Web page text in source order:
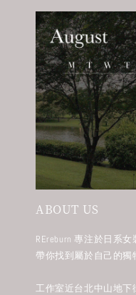
ABOUT US
REreburn 專注於日系
帶你找到屬於自己的獨
工作室近台北中山地下